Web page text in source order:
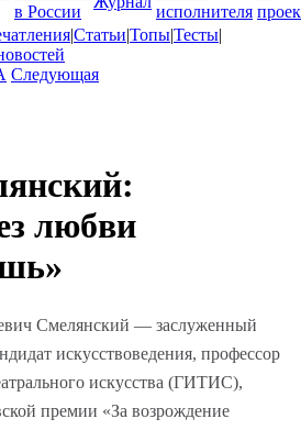
в России
исполнителя
|Статьи|Топы|Тесты|
Следующая
любви
Смелянский — заслуженный
искусствоведения, профессор
искусства (ГИТИС),
премии «За возрождение